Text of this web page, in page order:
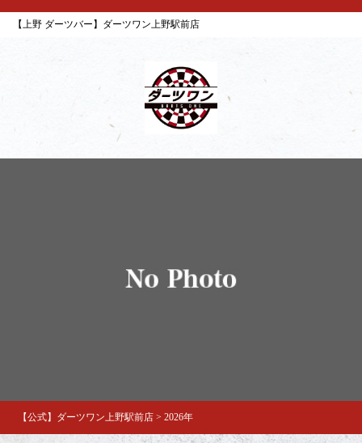
【上野 ダーツバー】ダーツワン上野駅前店
【公式】ダーツワン上野駅前店 >2026年